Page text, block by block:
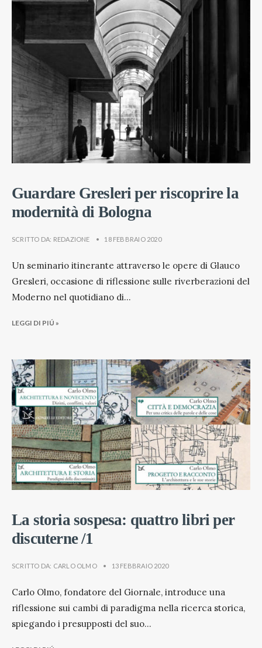
Guardare Gresleri per riscoprire la
modernità di Bologna
SCRITTO DA: REDAZIONE • 18 FEBBRAIO 2020
Un seminario itinerante attraverso le opere di Glauco
Gresleri, occasione di riflessione sulle riverberazioni del
Moderno nel quotidiano di...
LEGGI DI PIÚ »
La storia sospesa: quattro libri per
discuterne /1
SCRITTO DA: CARLO OLMO • 13 FEBBRAIO 2020
Carlo Olmo, fondatore del Giornale, introduce una
riflessione sui cambi di paradigma nella ricerca storica,
spiegando i presupposti del suo...